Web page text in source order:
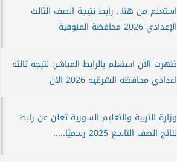
استعلم من هنا.. رابط نتيجة الصف الثالث
الإعدادي 2026 محافظة المنوفية
ظهرت الآن استعلم بالرابط المباشر: نتيجه ثالثه
اعدادي محافظه الشرقيه 2026 الآن
وزارة التربية والتعليم السورية تعلن عن رابط
نتائج الصف التاسع 2025 رسميًا.....